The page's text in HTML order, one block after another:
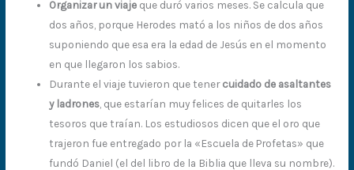
Organizar un viaje que duró varios meses. Se calcula que
dos años, porque Herodes mató a los niños de dos años
suponiendo que esa era la edad de Jesús en el momento
en que llegaron los sabios.
Durante el viaje tuvieron que tenercuidado de asaltantes
y ladrones , que estarían muy felices de quitarles los
tesoros que traían. Los estudiosos dicen que el oro que
trajeron fue entregado por la «Escuela de Profetas» que
fundó Daniel (el del libro de la Biblia que lleva su nombre).